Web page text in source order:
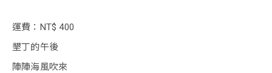
運費：NT$ 400
墾丁的午後
陣陣海風吹來